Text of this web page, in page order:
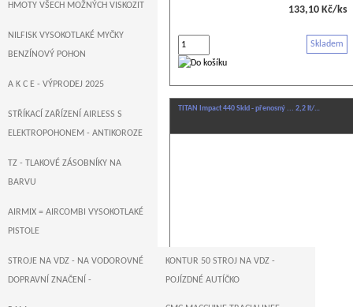
133,10 Kč/ks
Skladem
TITAN Impact 440 Skid - přenosný ... 2,2 lt/…
HMOTY VŠECH MOŽNÝCH VISKOZIT
NILFISK VYSOKOTLAKÉ MYČKY
BENZÍNOVÝ POHON
A K C E - VÝPRODEJ 2025
STŘÍKACÍ ZAŘÍZENÍ AIRLESS S
ELEKTROPOHONEM - ANTIKOROZE
TZ - TLAKOVÉ ZÁSOBNÍKY NA
BARVU
AIRMIX = AIRCOMBI VYSOKOTLAKÉ
PISTOLE
STROJE NA VDZ - NA VODOROVNÉ
DOPRAVNÍ ZNAČENÍ -
KONTUR 50 STROJ NA VDZ -
POJÍZDNÉ AUTÍČKO